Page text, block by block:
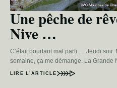
Une pêche de
Nive …
C’était pourtant mal parti … Jeudi
semaine, ça me démange. La Grande
LIRE L’ARTICLE